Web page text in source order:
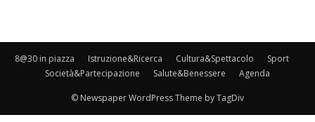
8@30 in piazza Istruzione&Ricerca Cultura&Spettacolo
Sport
Società&Partecipazione
Salute&Benessere Agenda
© Newspaper WordPress Theme by TagDiv